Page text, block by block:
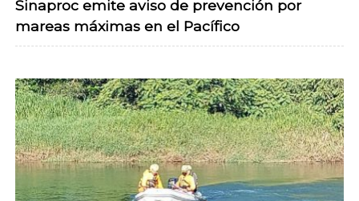
Sinaproc emite aviso de prevención por
mareas máximas en el Pacífico